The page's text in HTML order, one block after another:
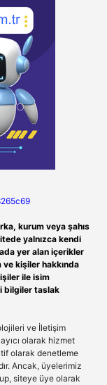
kurum veya şahıs
yalnızca kendi
yer alan içerikler
kişiler hakkında
ile isim
bilgiler taslak
ve İletişim
olarak hizmet
olarak denetleme
Ancak, üyelerimiz
siteye üye olarak